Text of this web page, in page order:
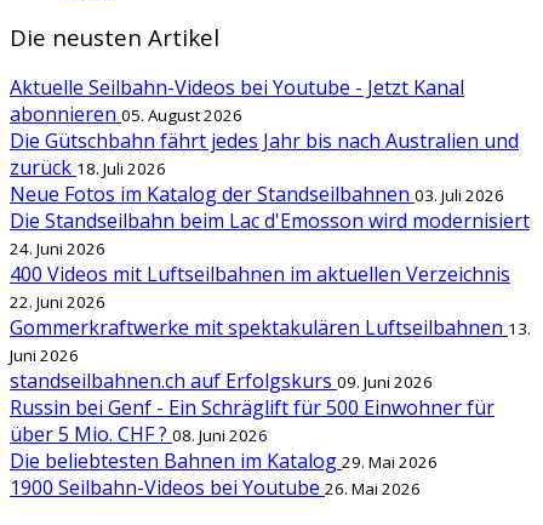
Die neusten Artikel
Aktuelle Seilbahn-Videos bei Youtube - Jetzt Kanal
abonnieren 05. August 2026
Die Gütschbahn fährt jedes Jahr bis nach Australien und
zurück 18. Juli 2026
Neue Fotos im Katalog der Standseilbahnen 03. Juli 2026
Die Standseilbahn beim Lac d'Emosson wird modernisiert
24. Juni 2026
400 Videos mit Luftseilbahnen im aktuellen Verzeichnis
22. Juni 2026
Gommerkraftwerke mit spektakulären Luftseilbahnen 13.
Juni 2026
standseilbahnen.ch auf Erfolgskurs 09. Juni 2026
Russin bei Genf - Ein Schräglift für 500 Einwohner für
über 5 Mio. CHF ? 08. Juni 2026
Die beliebtesten Bahnen im Katalog 29. Mai 2026
1900 Seilbahn-Videos bei Youtube 26. Mai 2026